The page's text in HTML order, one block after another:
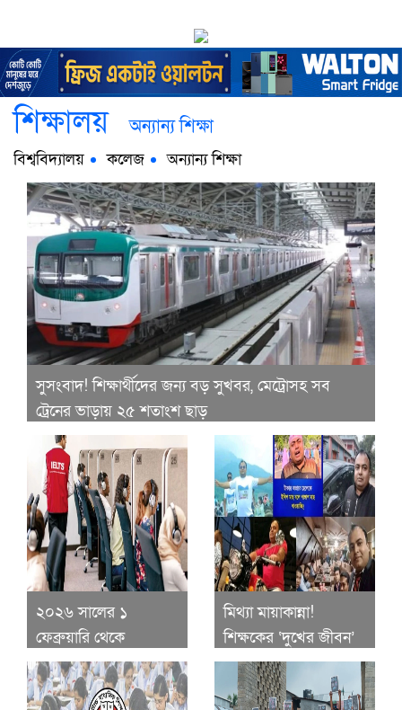
শিক্ষালয় অন্যান্য শিক্ষা
বিশ্ববিদ্যালয় কলেজ অন্যান্য শিক্ষা
সুসংবাদ! শিক্ষার্থীদের জন্য বড় সুখবর, মেট্রোসহ সব
ট্রেনের ভাড়ায় ২৫ শতাংশ ছাড়
২০২৬ সালের ১
ফেব্রুয়ারি থেকে
বাংলাদেশে
আইএলটিএস পেপার
মিথ্যা মায়াকান্না!
শিক্ষকের ‘দুখের জীবন’
বনাম দামি রেস্তোরাঁ ও
ভ্রমণ! নেটিজেনদের